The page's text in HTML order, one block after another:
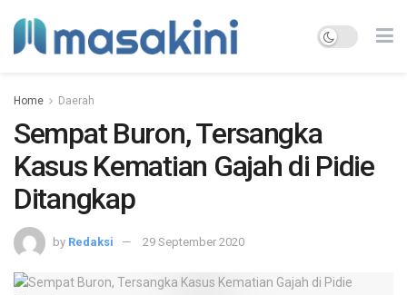
Home Daerah
Sempat Buron, Tersangka
Kasus Kematian Gajah di Pidie
Ditangkap
by Redaksi 29 September 2020